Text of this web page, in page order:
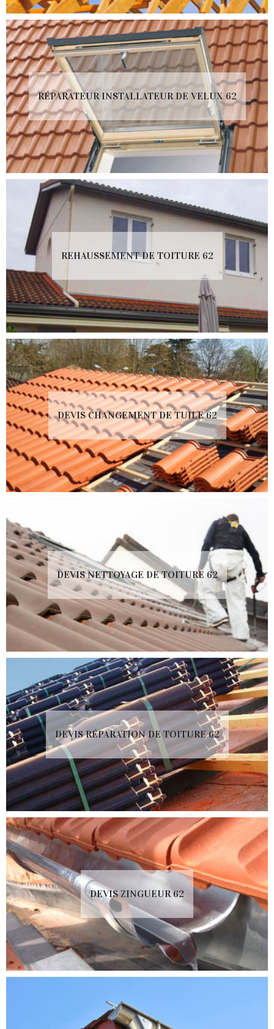
RÉPARATEUR INSTALLATEUR DE VELUX 62
REHAUSSEMENT DE TOITURE 62
DEVIS CHANGEMENT DE TUILE 62
DEVIS NETTOYAGE DE TOITURE 62
DEVIS RÉPARATION DE TOITURE 62
DEVIS ZINGUEUR 62